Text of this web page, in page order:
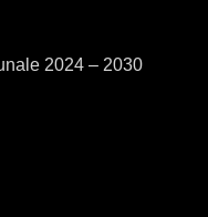
2024 – 2030